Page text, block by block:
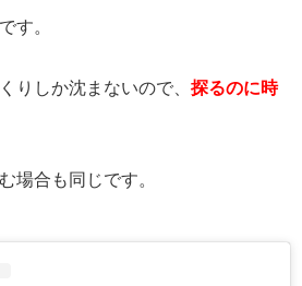
す。
りしか沈まないので、 探るのに時
場合も同じです。